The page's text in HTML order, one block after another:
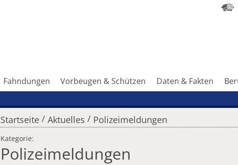
Fahndungen Vorbeugen & Schützen Daten & Fakten
Startseite / Aktuelles / Polizeimeldungen
Kategorie:
Polizeimeldungen